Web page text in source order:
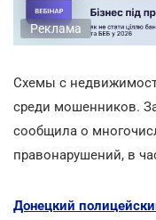
Реклама
Схемы с
среди мошенников.
сообщила о
правонарушений, в
Донецкий